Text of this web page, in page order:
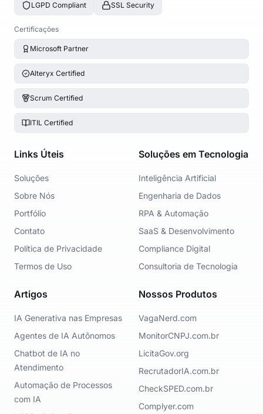
LGPD Compliant SSL Security
Certificações
Microsoft Partner
Alteryx Certified
Scrum Certified
ITIL Certified
Links Úteis
Soluções
Sobre Nós
Portfólio
Contato
Política de Privacidade
Termos de Uso
Soluções em Tecnologia
Inteligência Artificial
Engenharia de Dados
RPA & Automação
SaaS & Desenvolvimento
Compliance Digital
Consultoria de Tecnologia
Artigos
IA Generativa nas Empresas
Agentes de IA Autônomos
Chatbot de IA no
Atendimento
Automação de Processos
com IA
Nossos Produtos
VagaNerd.com
MonitorCNPJ.com.br
LicitaGov.org
RecrutadorIA.com.br
CheckSPED.com.br
Complyer.com